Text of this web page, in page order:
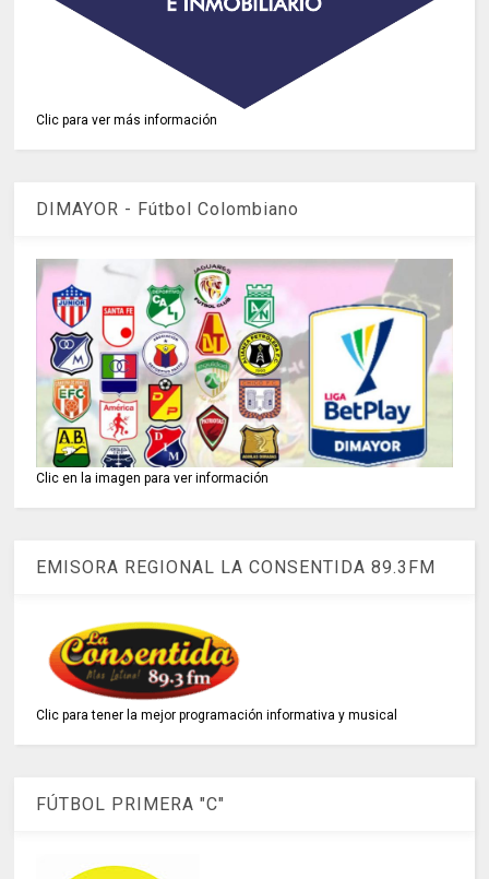
Clic para ver más información
DIMAYOR - Fútbol Colombiano
Clic en la imagen para ver información
EMISORA REGIONAL LA CONSENTIDA 89.3FM
Clic para tener la mejor programación informativa y musical
FÚTBOL PRIMERA "C"